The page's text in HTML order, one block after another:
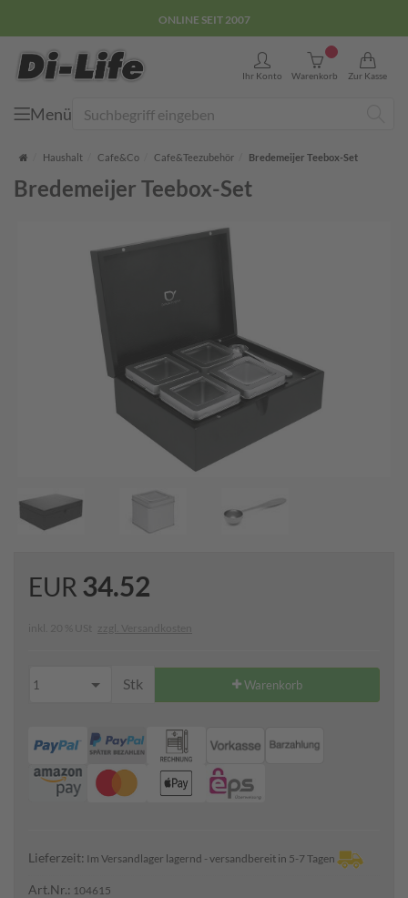
ONLINE SEIT 2007
Ihr Konto Warenkorb
0
Zur Kasse
Menü
Startseite
Haushalt Cafe&Co Cafe&Teezubehör Bredemeijer Teebox-Set
Bredemeijer Teebox-Set
EUR 34.52
Lieferzeit: Im Versandlager lagernd - versandbereit in 5-7 Tagen
Art.Nr.: 104615
1 Stk Warenkorb